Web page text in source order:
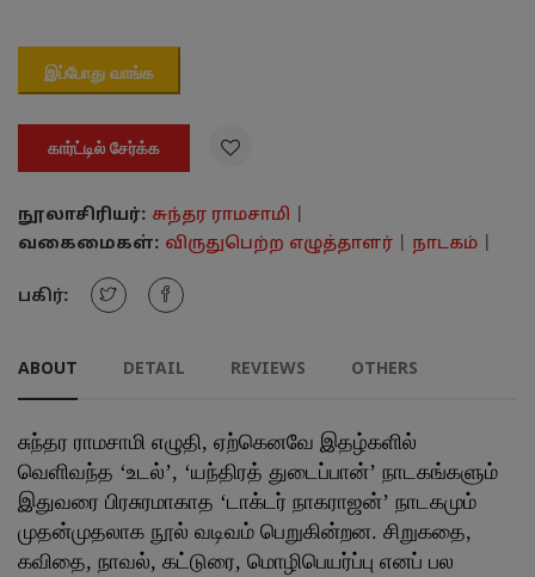
இப்போது வாங்க
கார்ட்டில் சேர்க்க 
நூலாசிரியர்: சுந்தர ராமசாமி
வகைமைகள்: விருதுபெற்ற எழுத்தாளர் நாடகம்
பகிர்:
ABOUT DETAIL REVIEWS OTHERS
சுந்தர ராமசாமி எழுதி, ஏற்கெனவே இதழ்களில்
வெளிவந்த ‘உடல்’, ‘யந்திரத் துடைப்பான்’ நாடகங்களும்
இதுவரை பிரசுரமாகாத ‘டாக்டர் நாகராஜன்’ நாடகமும்
முதன்முதலாக நூல் வடிவம் பெறுகின்றன. சிறுகதை,
கவிதை, நாவல், கட்டுரை, மொழிபெயர்ப்பு எனப் பல